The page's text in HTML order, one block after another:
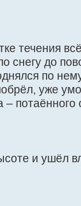
течения
снегу до
по
уже
и ушёл